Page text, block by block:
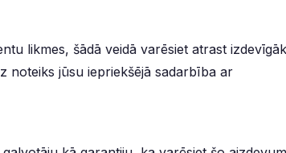
likmes, šādā veidā varēsiet atrast
noteiks jūsu iepriekšējā sadarbība ar